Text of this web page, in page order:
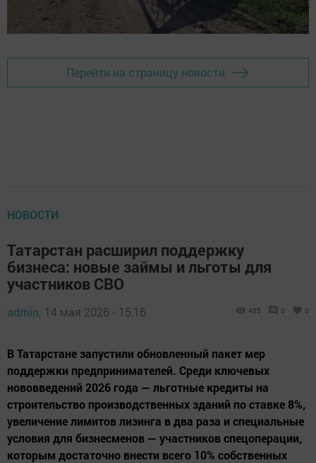
Перейти на страницу новости
НОВОСТИ
Татарстан расширил поддержку
бизнеса: новые займы и льготы для
участников СВО
admin, 14 мая 2026 - 15:16 465 0 0
В Татарстане запустили обновленный пакет мер
поддержки предпринимателей. Среди ключевых
нововведений 2026 года — льготные кредиты на
строительство производственных зданий по ставке 8%,
увеличение лимитов лизинга в два раза и специальные
условия для бизнесменов — участников спецоперации,
которым достаточно внести всего 10% собственных